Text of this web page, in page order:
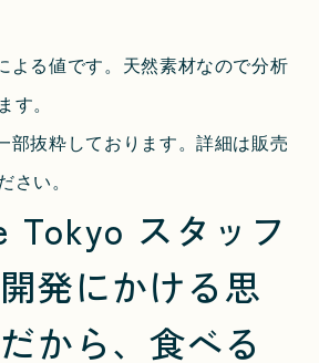
よる値です。天然素材なので分析
す。
部抜粋しております。詳細は販売
さい。
Tokyo スタッフ
発にかける思
から、食べる